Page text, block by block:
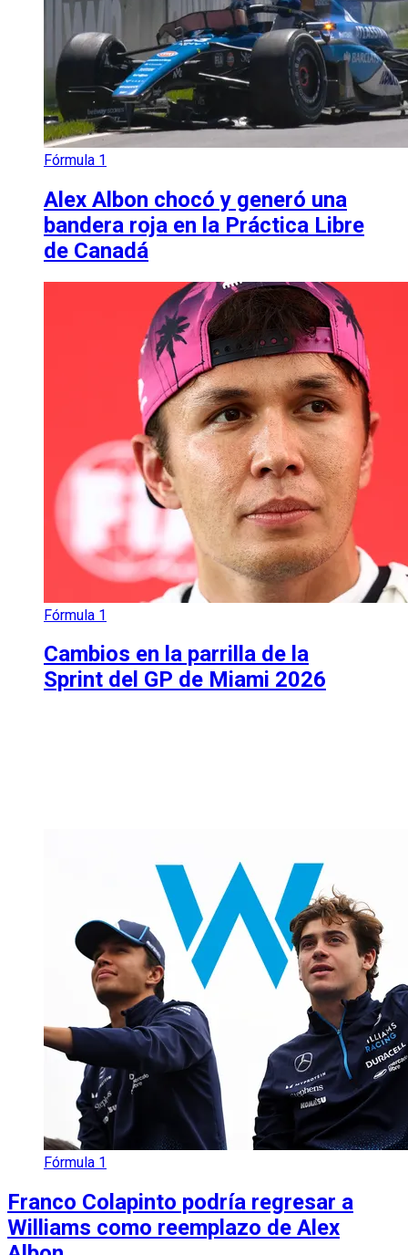
Fórmula 1
Alex Albon chocó y generó una
bandera roja en la Práctica Libre
de Canadá
Fórmula 1
Cambios en la parrilla de la
Sprint del GP de Miami 2026
Fórmula 1
Franco Colapinto podría regresar a
Williams como reemplazo de Alex